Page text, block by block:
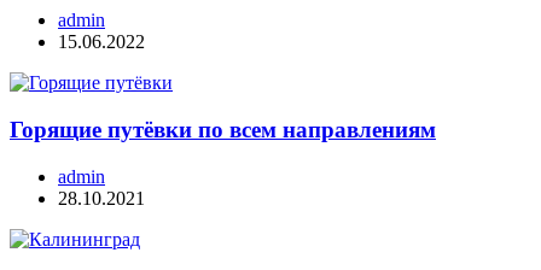
admin
15.06.2022
Горящие путёвки по всем направлениям
admin
28.10.2021